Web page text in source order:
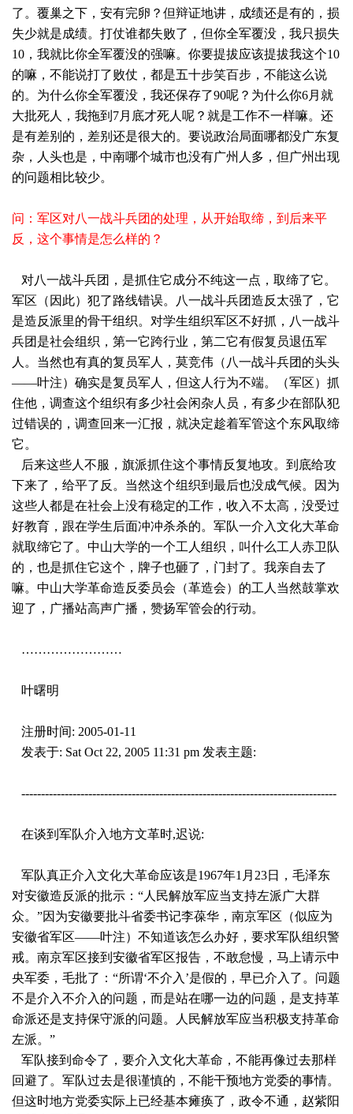
了。覆巢之下，安有完卵？但辩证地讲，成绩还是有的，损
失少就是成绩。打仗谁都失败了，但你全军覆没，我只损失
10，我就比你全军覆没的强嘛。你要提拔应该提拔我这个10
的嘛，不能说打了败仗，都是五十步笑百步，不能这么说
的。为什么你全军覆没，我还保存了90呢？为什么你6月就
大批死人，我拖到7月底才死人呢？就是工作不一样嘛。还
是有差别的，差别还是很大的。要说政治局面哪都没广东复
杂，人头也是，中南哪个城市也没有广州人多，但广州出现
的问题相比较少。
问：军区对八一战斗兵团的处理，从开始取缔，到后来平
反，这个事情是怎么样的？
对八一战斗兵团，是抓住它成分不纯这一点，取缔了它。
军区（因此）犯了路线错误。八一战斗兵团造反太强了，它
是造反派里的骨干组织。对学生组织军区不好抓，八一战斗
兵团是社会组织，第一它跨行业，第二它有假复员退伍军
人。当然也有真的复员军人，莫竞伟（八一战斗兵团的头头
——叶注）确实是复员军人，但这人行为不端。（军区）抓
住他，调查这个组织有多少社会闲杂人员，有多少在部队犯
过错误的，调查回来一汇报，就决定趁着军管这个东风取缔
它。
后来这些人不服，旗派抓住这个事情反复地攻。到底给攻
下来了，给平了反。当然这个组织到最后也没成气候。因为
这些人都是在社会上没有稳定的工作，收入不太高，没受过
好教育，跟在学生后面冲冲杀杀的。军队一介入文化大革命
就取缔它了。中山大学的一个工人组织，叫什么工人赤卫队
的，也是抓住它这个，牌子也砸了，门封了。我亲自去了
嘛。中山大学革命造反委员会（革造会）的工人当然鼓掌欢
迎了，广播站高声广播，赞扬军管会的行动。
……………………
叶曙明
注册时间: 2005-01-11
发表于: Sat Oct 22, 2005 11:31 pm 发表主题:
--------------------------------------------------------------------------------
在谈到军队介入地方文革时,迟说:
军队真正介入文化大革命应该是1967年1月23日，毛泽东
对安徽造反派的批示：“人民解放军应当支持左派广大群
众。”因为安徽要批斗省委书记李葆华，南京军区（似应为
安徽省军区——叶注）不知道该怎么办好，要求军队组织警
戒。南京军区接到安徽省军区报告，不敢怠慢，马上请示中
央军委，毛批了：“所谓‘不介入’是假的，早已介入了。问题
不是介入不介入的问题，而是站在哪一边的问题，是支持革
命派还是支持保守派的问题。人民解放军应当积极支持革命
左派。”
军队接到命令了，要介入文化大革命，不能再像过去那样
回避了。军队过去是很谨慎的，不能干预地方党委的事情。
但这时地方党委实际上已经基本瘫痪了，政令不通，赵紫阳